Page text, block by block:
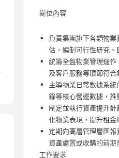
崗位內容
負責集團旗下各類物
估，編制可行性研究、
統籌全盤物業管理運
及客戶服務等環節符合
主導物業日常數據系
錄等核心營運數據，推
制定並執行資產提升
化物業表現，提升租
定期向高層管理層匯
資產處置或收購的前期
工作要求